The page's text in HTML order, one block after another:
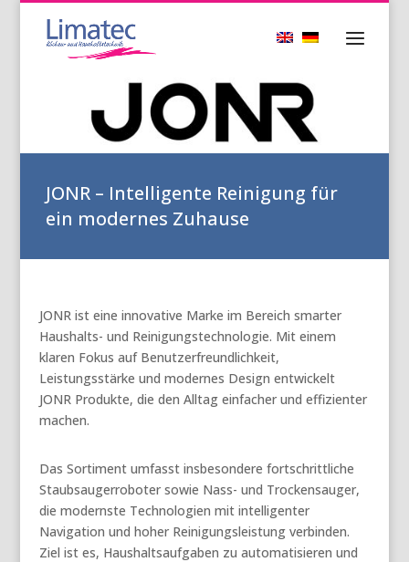
JONR – Intelligente Reinigung für
ein modernes Zuhause
JONR ist eine innovative Marke im Bereich smarter
Haushalts- und Reinigungstechnologie. Mit einem
klaren Fokus auf Benutzerfreundlichkeit,
Leistungsstärke und modernes Design entwickelt
JONR Produkte, die den Alltag einfacher und effizienter
machen.
Das Sortiment umfasst insbesondere fortschrittliche
Staubsaugerroboter sowie Nass- und Trockensauger,
die modernste Technologien mit intelligenter
Navigation und hoher Reinigungsleistung verbinden.
Ziel ist es, Haushaltsaufgaben zu automatisieren und